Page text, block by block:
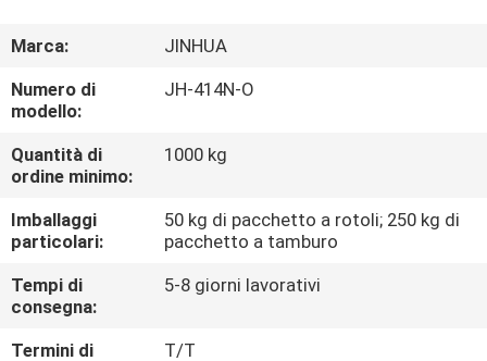
GIRO
DELLA
FABBRICA
CONTROLLO
DI
QUALITÀ
Marca:
JINHUA
Numero di
modello:
JH-414N-O
Quantità di
ordine minimo:
1000 kg
Imballaggi
particolari:
50 kg di pacchetto a rotoli; 250 kg di
pacchetto a tamburo
Tempi di
consegna:
5-8 giorni lavorativi
Termini di
T/T